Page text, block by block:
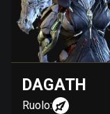
DAGATH
Ruolo: